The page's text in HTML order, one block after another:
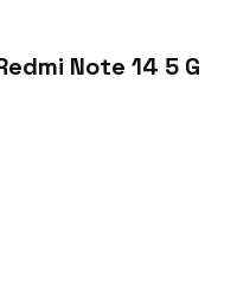
Note 14 5 G